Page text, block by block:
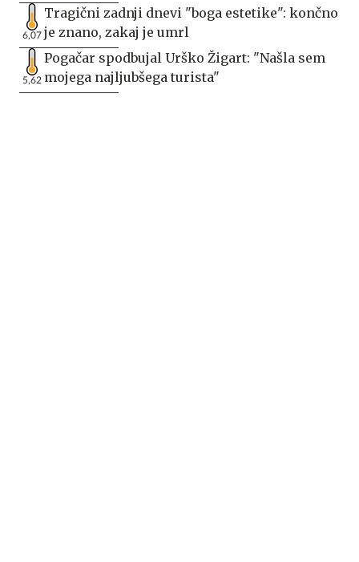
6,07
Tragični zadnji dnevi "boga estetike": končno
je znano, zakaj je umrl
5,62
Pogačar spodbujal Urško Žigart: "Našla sem
mojega najljubšega turista"